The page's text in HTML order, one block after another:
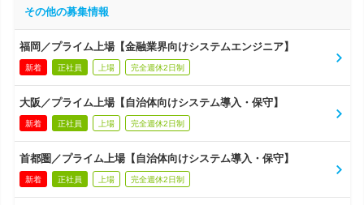
その他の募集情報
福岡／プライム上場【金融業界向けシステムエンジニア】
新着 正社員 上場 完全週休2日制
大阪／プライム上場【自治体向けシステム導入・保守】
新着 正社員 上場 完全週休2日制
首都圏／プライム上場【自治体向けシステム導入・保守】
新着 正社員 上場 完全週休2日制